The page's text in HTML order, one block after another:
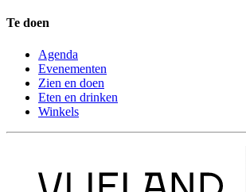
Te doen
Agenda
Evenementen
Zien en doen
Eten en drinken
Winkels